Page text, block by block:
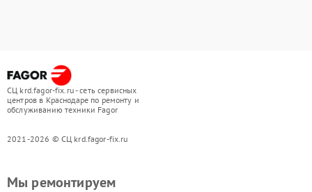
СЦ krd.fagor-fix.ru - сеть сервисных
центров в Краснодаре по ремонту и
обслуживанию техники Fagor
2021-2026 © СЦ krd.fagor-fix.ru
Мы ремонтируем